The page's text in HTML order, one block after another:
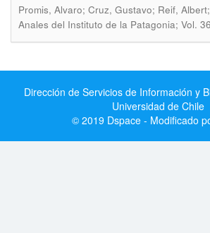
Promis, Alvaro; Cruz, Gustavo; Reif,
Anales del Instituto de la Patagonia; Vol.
Dirección de Servicios de Información y
Universidad de Chile
© 2019 Dspace - Modificado